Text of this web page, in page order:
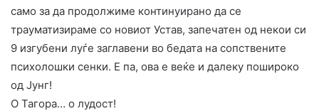
само за да продолжиме континуирано да се
трауматизираме со новиот Устав, запечатен од некои си
9 изгубени луѓе заглавени во бедата на сопствените
психолошки сенки. Е па, ова е веќе и далеку пошироко
од Јунг!
​О Тагора… о лудост!